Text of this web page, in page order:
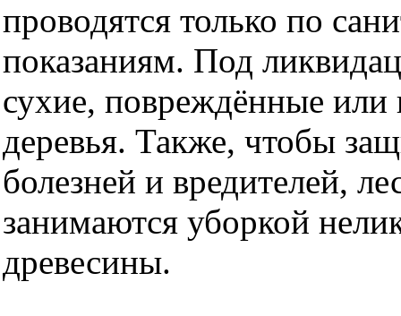
проводятся только по
показаниям. Под
сухие, повреждённые
деревья. Также, чтобы
болезней и вредителей,
занимаются уборкой
древесины.